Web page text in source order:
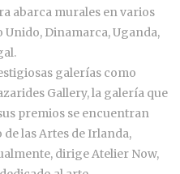
abarca murales en varios
Dinamarca, Uganda,
galerías como
Gallery, la galería que
premios se encuentran
las Artes de Irlanda,
dirige Atelier Now,